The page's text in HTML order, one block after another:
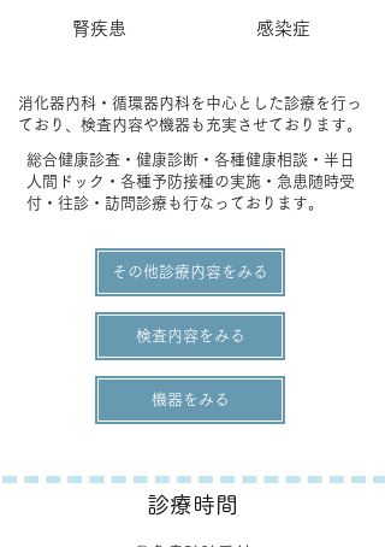
腎疾患 感染症
消化器内科・循環器内科を中心とした診療を行っ
ており、検査内容や機器も充実させております。
総合健康診査・健康診断・各種健康相談・半日
人間ドック・各種予防接種の実施・急患随時受
付・往診・訪問診療も行なっております。
その他診療内容をみる
検査内容をみる
機器をみる
診療時間